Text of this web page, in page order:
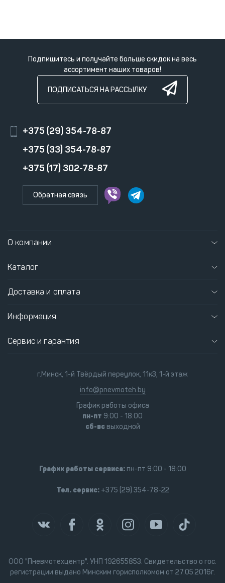
Подпишитесь и получайте больше скидок на весь
ассортимент наших товаров!
ПОДПИСАТЬСЯ НА РАССЫЛКУ
+375 (29) 354-78-87
+375 (33) 354-78-87
+375 (17) 302-78-87
Обратная связь
О компании
Каталог
Доставка и оплата
Информация
Сервис и гарантия
ООО "Пневмотехцентр". УНП 192655853. Свидетельство о гос.
регистрации выдано Минским горисполкомом от 27.05.2016г.
г.Минск, 1-й Твёрдый переулок, 11к3, 1-й этаж
info@pnevmoteh.by
График работы офиса
пн-пт 9:00 - 18:00
сб-всвыходной
График работы сервиса:пн-пт 9:00 - 18:00
Тел. сервис:+375 (29) 354-78-22